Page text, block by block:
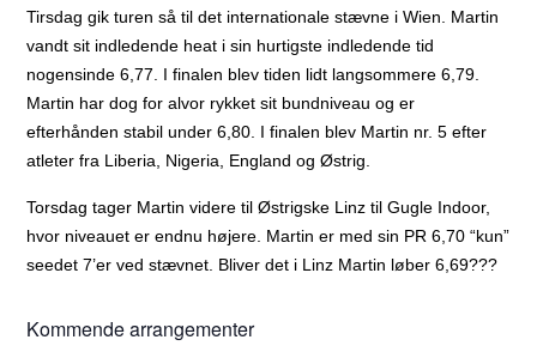
Tirsdag gik turen så til det internationale stævne i Wien. Martin
vandt sit indledende heat i sin hurtigste indledende tid
nogensinde 6,77. I finalen blev tiden lidt langsommere 6,79.
Martin har dog for alvor rykket sit bundniveau og er
efterhånden stabil under 6,80. I finalen blev Martin nr. 5 efter
atleter fra Liberia, Nigeria, England og Østrig.
Torsdag tager Martin videre til Østrigske Linz til Gugle Indoor,
hvor niveauet er endnu højere. Martin er med sin PR 6,70 “kun”
seedet 7’er ved stævnet. Bliver det i Linz Martin løber 6,69???
Kommende arrangementer